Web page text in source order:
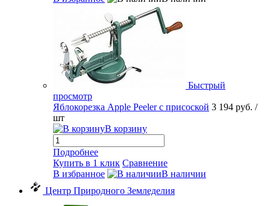
Быстрый
просмотр
Яблокорезка Apple Peeler с присоской 3 194 руб. /
шт
В корзину
Подробнее
Купить в 1 клик Сравнение
В избранное
В наличии
Центр Природного Земледелия